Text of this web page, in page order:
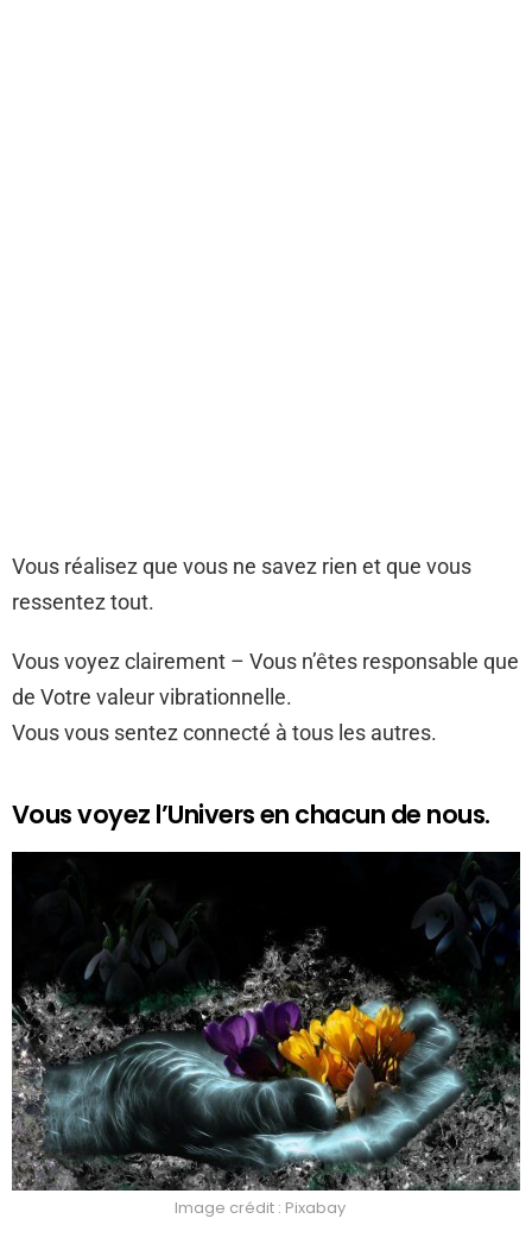
Vous réalisez que vous ne savez rien et que vous
ressentez tout.
Vous voyez clairement – Vous n’êtes responsable que
de Votre valeur vibrationnelle.
Vous vous sentez connecté à tous les autres.
Vous voyez l’Univers en chacun de nous.
Image crédit : Pixabay